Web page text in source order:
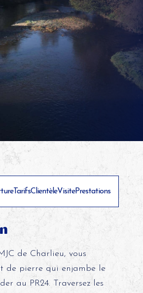
TarifsClientèleVisitePrestations
de Charlieu, vous
de pierre qui enjambe le
au PR24. Traversez les